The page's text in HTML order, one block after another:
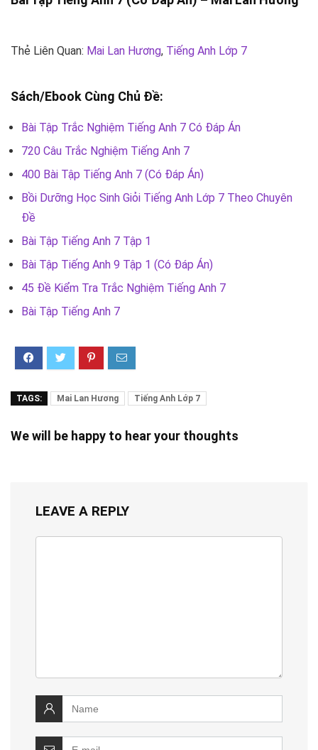
Thẻ Liên Quan: Mai Lan Hương, Tiếng Anh Lớp 7
Sách/Ebook Cùng Chủ Đề:
Bài Tập Trắc Nghiệm Tiếng Anh 7 Có Đáp Án
720 Câu Trắc Nghiệm Tiếng Anh 7
400 Bài Tập Tiếng Anh 7 (Có Đáp Án)
Bồi Dưỡng Học Sinh Giỏi Tiếng Anh Lớp 7 Theo Chuyên
Đề
Bài Tập Tiếng Anh 7 Tập 1
Bài Tập Tiếng Anh 9 Tập 1 (Có Đáp Án)
45 Đề Kiểm Tra Trắc Nghiệm Tiếng Anh 7
Bài Tập Tiếng Anh 7
TAGS: Mai Lan Hương Tiếng Anh Lớp 7
We will be happy to hear your thoughts
LEAVE A REPLY